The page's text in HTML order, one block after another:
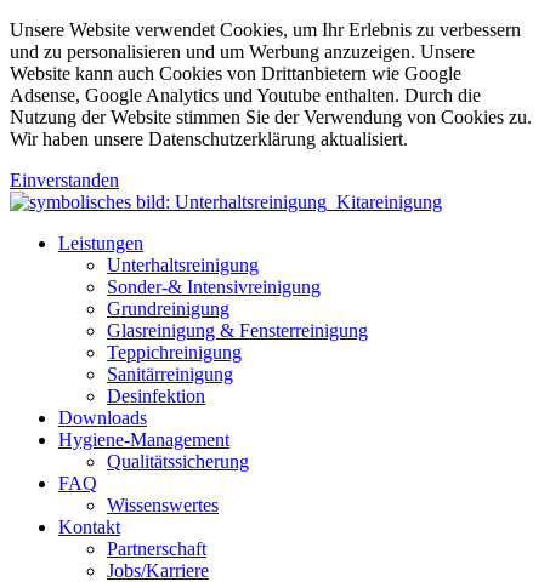
Unsere Website verwendet Cookies, um Ihr Erlebnis zu verbessern
und zu personalisieren und um Werbung anzuzeigen. Unsere
Website kann auch Cookies von Drittanbietern wie Google
Adsense, Google Analytics und Youtube enthalten. Durch die
Nutzung der Website stimmen Sie der Verwendung von Cookies zu.
Wir haben unsere Datenschutzerklärung aktualisiert.
Einverstanden
Leistungen
Unterhaltsreinigung
Sonder-& Intensivreinigung
Grundreinigung
Glasreinigung & Fensterreinigung
Teppichreinigung
Sanitärreinigung
Desinfektion
Downloads
Hygiene-Management
Qualitätssicherung
FAQ
Wissenswertes
Kontakt
Partnerschaft
Jobs/Karriere